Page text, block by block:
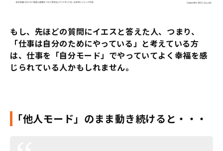
もし、先ほどの質問にイエスと答えた人、つまり、
「仕事は自分のためにやっている」と考えている方
は、仕事を「自分モード」でやっていてよく幸福を感
じられている人かもしれません。
「他人モード」のまま動き続けると・・・